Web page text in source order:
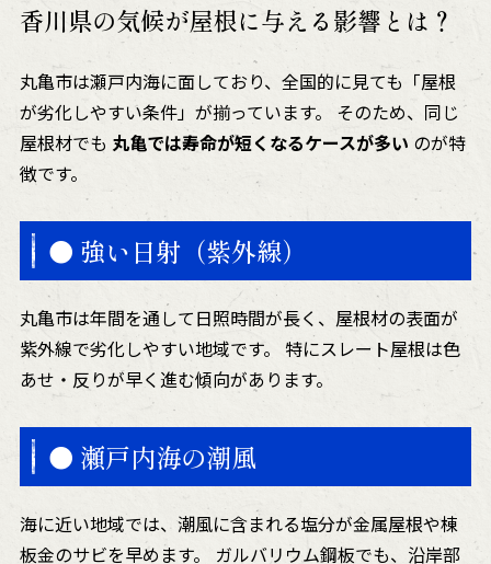
香川県の気候が屋根に与える影響とは？
丸亀市は瀬戸内海に面しており、全国的に見ても「屋根
が劣化しやすい条件」が揃っています。 そのため、同じ
屋根材でも 丸亀では寿命が短くなるケースが多い のが特
徴です。
● 強い日射（紫外線）
丸亀市は年間を通して日照時間が長く、屋根材の表面が
紫外線で劣化しやすい地域です。 特にスレート屋根は色
あせ・反りが早く進む傾向があります。
● 瀬戸内海の潮風
海に近い地域では、潮風に含まれる塩分が金属屋根や棟
板金のサビを早めます。 ガルバリウム鋼板でも、沿岸部